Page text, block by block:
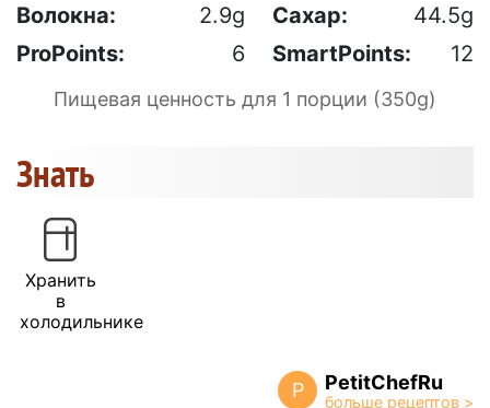
Волокна: 2.9g Сахар:
44.5g
ProPoints:
6 SmartPoints: 12
Пищевая ценность для 1 порции (350g)
Знать
Хранить
в
холодильнике
P PetitChefRu